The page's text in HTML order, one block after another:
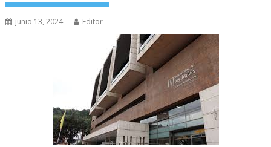
junio 13, 2024 Editor